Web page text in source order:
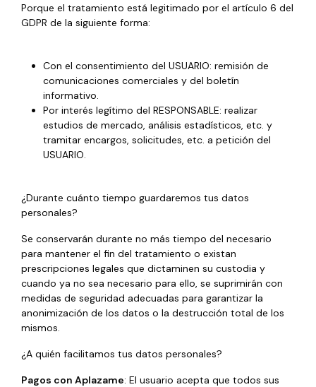
Porque el tratamiento está legitimado por el artículo 6 del
GDPR de la siguiente forma:
Con el consentimiento del USUARIO: remisión de
comunicaciones comerciales y del boletín
informativo.
Por interés legítimo del RESPONSABLE: realizar
estudios de mercado, análisis estadísticos, etc. y
tramitar encargos, solicitudes, etc. a petición del
USUARIO.
¿Durante cuánto tiempo guardaremos tus datos
personales?
Se conservarán durante no más tiempo del necesario
para mantener el fin del tratamiento o existan
prescripciones legales que dictaminen su custodia y
cuando ya no sea necesario para ello, se suprimirán con
medidas de seguridad adecuadas para garantizar la
anonimización de los datos o la destrucción total de los
mismos.
¿A quién facilitamos tus datos personales?
Pagos con Aplazame: El usuario acepta que todos sus